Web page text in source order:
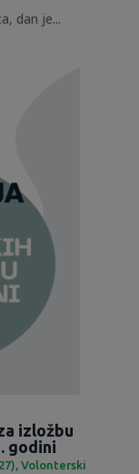
dan je...
izložbu
godini
Volonterski